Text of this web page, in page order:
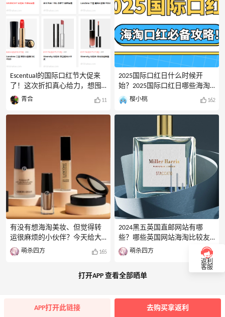
淘的网站，从综合百货到综合
侈品网站应有尽有。黑五倒计
时启动，这份攻略就是你的第
一把钥匙！黑五和网一的时
间：黑色星期五是美国感恩节
后的第一天，也就是每年11月
的第四个星期五。所以，2026
年的黑色星期五是11月27日
（星期五），网络星期一紧随
其后，在11月30日（星期
一）。这两天是传统意义上黑
Escentual的国际口红节大促来
了！这次折扣真心给力，想囤
大牌口红别错过！精选口红、
唇膏低至3.6折！YSL、兰蔻、纪
梵希、Dior超值价，YSL圣罗兰
Lancôme兰蔻菁纯小蛮腰唇膏才
£12，Dior迪奥烈焰蓝金唇膏£18
不敢想。网站下单会有点难
度，但是价格是真的便宜，可
以尝试下单。
青合 11
有没有想海淘美妆、但觉得转
运很麻烦的小伙伴？今天给大
家汇总了一些15家热门的美妆
直邮网站，大部分都比较好下
国：1.LOOKFANTASTIC特点：部
LOOKFANTASTIC是英国知名的美
萌杀四方 165
EsteeLauderBluemercuryNARSCos
meticsLancome兰蔻美网Clinique
美国官网
ColourPopBloomingdalesFentyBea
uty+FentySkin美网
ClarinsUKBELKLOOKFANTASTICMA
CCosmeticsCACPB美网阿玛尼加
拿大官网Shis
2025国际口红日什么时候开
始？2025国际口红日哪些海淘
网站有折扣？打几折？哪些口
红品牌参与折扣？国际口红日
哪些值得买？需要注意什么？
不少网站的活动也已经上线，
让我们一起来看看2025国际口
红日各大海淘商家的折扣和海
淘攻略吧！-2025国际口红日大
促开始时间国际口红日定在每
年的7月29日，所以2025国际口
红日也不例外。但是口红日的
大促活动一般会提前开始，在7
月25日左右，各大商家就会陆
续出折扣活动，口红、唇釉、
唇膏等都会打折，价格令人非
常心动!-口红节社区福利活动唇
色狂欢节！晒出你的心动唇
樱小桃 162
2024黑五英国直邮网站有哪
些？哪些英国网站海淘比较友
好？英国海淘和美国海淘一
样，都比较受欢迎，现在有很
多热门的英国网站都比较好下
单，今天就给大家盘点几家友
五海淘参考。1.Selfridges特点：
中文界面+直邮中国+支付宝付
萌杀四方 192
打开APP 查看全部晒单
返利
客服
APP打开此链接 去购买拿返利